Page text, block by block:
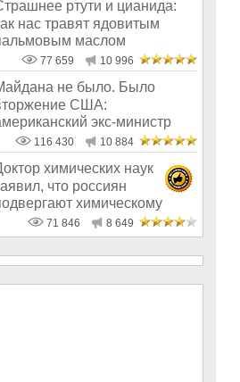
ртути и цианида:
нас травят ядовитым
маслом
77 659 10 996
не было. Было
США:
экс-министр
написал открытое пись
116 430 10 884
химических наук
что россиян
химическому
геноциду71 846 8 649